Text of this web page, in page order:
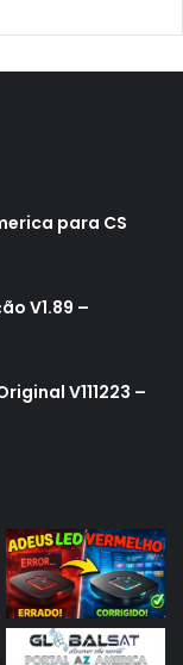
para CS
V1.89 –
V111223 –